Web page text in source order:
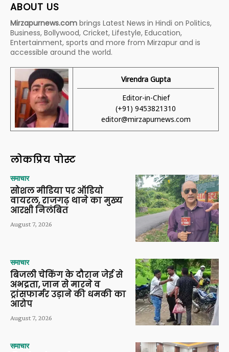
ABOUT US
Mirzapurnews.com brings Latest News in Hindi on Politics,
Business, Bollywood, Cricket, Lifestyle, Education,
Entertainment, sports and more from Mirzapur and is
accessible around the world.
Virendra Gupta
Editor-in-Chief
(+91) 9453821310
editor@mirzapurnews.com
लोकप्रिय पोस्ट
समाचार
सोशल मीडिया पर ऑडियो
वायरल, राजगढ़ थाने का मुख्य
आरक्षी निलंबित
August 7, 2026
समाचार
बिजली चेकिंग के दौरान जेई से
अभद्रता, जान से मारने व
ट्रांसफार्मर उड़ाने की धमकी का
आरोप
August 7, 2026
समाचार